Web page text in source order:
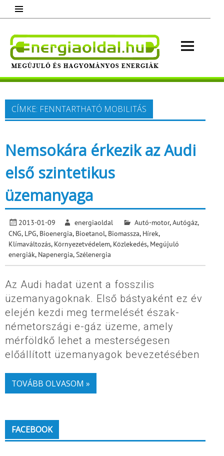
content
Megújuló és hagyományos energiák.
Minden, ami energia!
CÍMKE: FENNTARTHATÓ MOBILITÁS
Nemsokára érkezik az Audi
első szintetikus
üzemanyaga
2013-01-09 energiaoldal Autó-motor,Autógáz,
CNG, LPG, Bioenergia, Bioetanol, Biomassza, Hírek,
Klímaváltozás, Környezetvédelem, Közlekedés, Megújuló
energiák, Napenergia, Szélenergia
Az Audi hadat üzent a fosszilis
üzemanyagoknak. Első bástyaként ez év
elején kezdi meg termelését észak-
németországi e-gáz üzeme, amely
mérföldkő lehet a mesterségesen
előállított üzemanyagok bevezetésében
TOVÁBB OLVASOM »
FACEBOOK